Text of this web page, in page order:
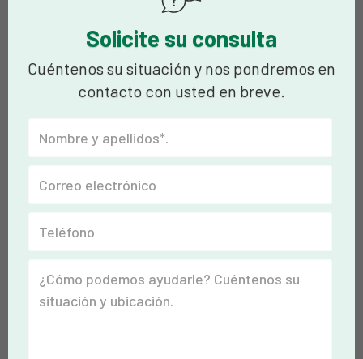
Solicite su consulta
Cuéntenos su situación y nos pondremos en
contacto con usted en breve.